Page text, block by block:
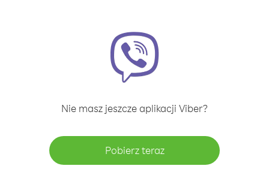
Nie masz jeszcze aplikacji Viber?
Pobierz teraz